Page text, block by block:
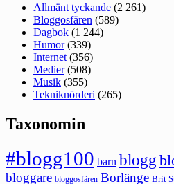
Allmänt tyckande (2 261)
Bloggosfären (589)
Dagbok (1 244)
Humor(339)
Internet (356)
Medier(508)
Musik (355)
Tekniknörderi (265)
Taxonomin
#blogg100 barn blogg
bloggare bloggosfären Borlänge Brit